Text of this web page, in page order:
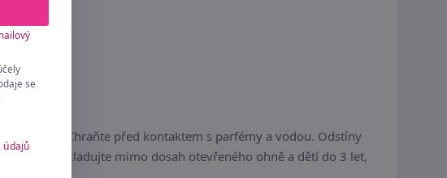
dílů. Chraňte před kontaktem s parfémy a vodou. Odstíny
Skladujte mimo dosah otevřeného ohně a dětí do 3 let,
se
údajů